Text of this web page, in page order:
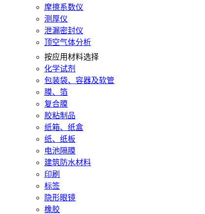
摩擦系数仪
测厚仪
泄漏密封仪
顶空气体分析
按应用材料选择
化学试剂
包装袋、容器及软管
膜、箔
复合膜
胶粘制品
纸箱、纸盒
纸、纸板
电池隔膜
建筑防水材料
印刷
标签
隐形眼镜
橡胶